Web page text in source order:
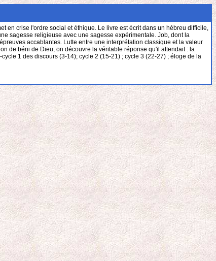
en crise l'ordre social et éthique. Le livre est écrit dans un hébreu difficile,
sagesse religieuse avec une sagesse expérimentale. Job, dont la
accablantes. Lutte entre une interprétation classique et la valeur
de béni de Dieu, on découvre la véritable réponse qu'il attendait : la
1 des discours (3-14); cycle 2 (15-21) ; cycle 3 (22-27) ; éloge de la